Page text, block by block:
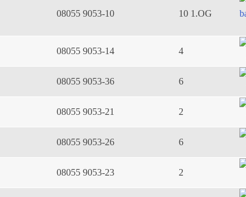
08055 9053-10
10 1.OG
08055 9053-14 4
08055 9053-36 6
08055 9053-21 2
08055 9053-26 6
08055 9053-23 2